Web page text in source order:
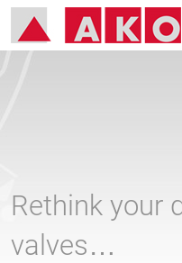
Rethink your
valves…